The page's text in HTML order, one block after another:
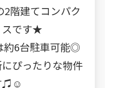
階建てコンパク
スです★
約6台駐車可能◎
ぴったりな物件
♫☺